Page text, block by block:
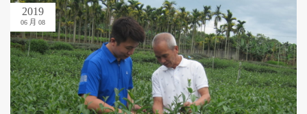
2019
06 月 08